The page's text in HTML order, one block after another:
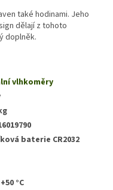
také hodinami. Jeho
dělají z tohoto
doplněk.
vlhkoměry
baterie CR2032
°C